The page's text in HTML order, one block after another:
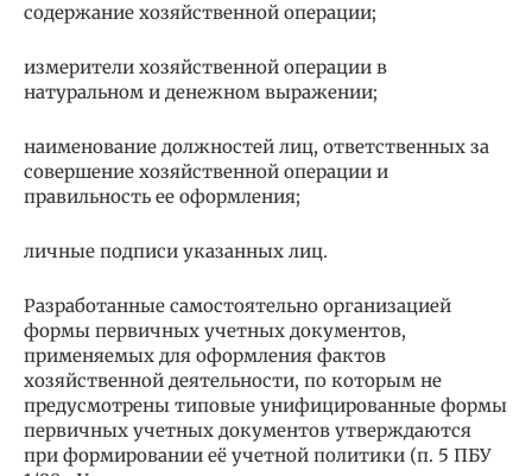
содержание хозяйственной операции;
измерители хозяйственной операции в
натуральном и денежном выражении;
наименование должностей лиц, ответственных за
совершение хозяйственной операции и
правильность ее оформления;
личные подписи указанных лиц.
Разработанные самостоятельно организацией
формы первичных учетных документов,
применяемых для оформления фактов
хозяйственной деятельности, по которым не
предусмотрены типовые унифицированные формы
первичных учетных документов утверждаются
при формировании её учетной политики (п. 5 ПБУ